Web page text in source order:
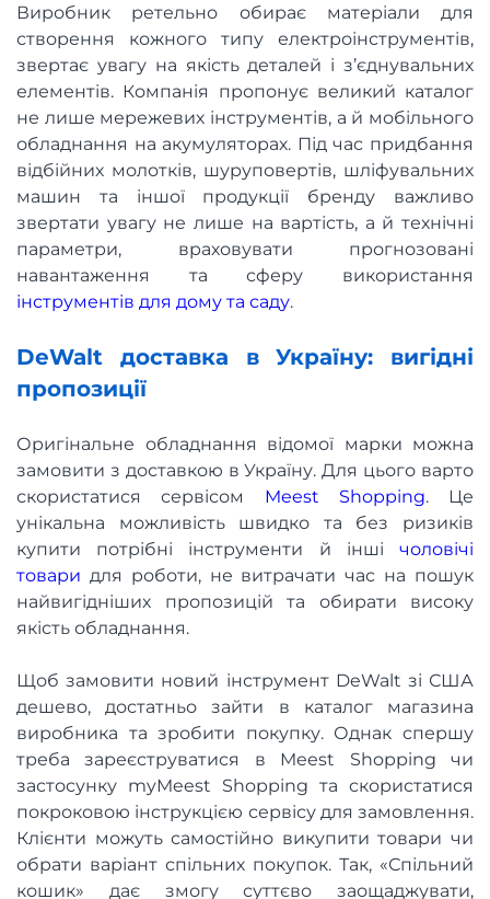
Виробник ретельно обирає матеріали для
створення кожного типу електроінструментів,
звертає увагу на якість деталей і з’єднувальних
елементів. Компанія пропонує великий каталог
не лише мережевих інструментів, а й мобільного
обладнання на акумуляторах. Під час придбання
відбійних молотків, шуруповертів, шліфувальних
машин та іншої продукції бренду важливо
звертати увагу не лише на вартість, а й технічні
параметри, враховувати прогнозовані
навантаження та сферу використання
інструментів для дому та саду.
DeWalt доставка в Україну: вигідні
пропозиції
Оригінальне обладнання відомої марки можна
замовити з доставкою в Україну. Для цього варто
скористатися сервісом Meest Shopping. Це
унікальна можливість швидко та без ризиків
купити потрібні інструменти й інші чоловічі
товари для роботи, не витрачати час на пошук
найвигідніших пропозицій та обирати високу
якість обладнання.
Щоб замовити новий інструмент DeWalt зі США
дешево, достатньо зайти в каталог магазина
виробника та зробити покупку. Однак спершу
треба зареєструватися в Meest Shopping чи
застосунку myMeest Shopping та скористатися
покроковою інструкцією сервісу для замовлення.
Клієнти можуть самостійно викупити товари чи
обрати варіант спільних покупок. Так, «Спільний
кошик» дає змогу суттєво заощаджувати,